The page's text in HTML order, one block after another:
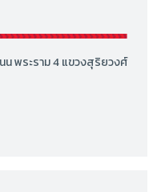
น พระราม 4 แขวงสุริยวงศ์